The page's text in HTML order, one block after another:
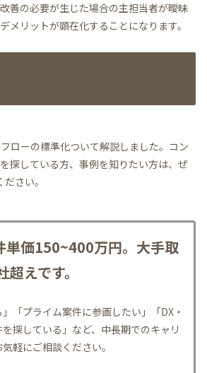
善の必要が生じた場合の主担当者が曖昧
メリットが顕在化することになります。
ローの標準化ついて解説しました。コン
探している方、事例を知りたい方は、ぜ
さい。
価150~400万円。大手取
えです。
」「プライム案件に参画したい」「DX・
探している」など、中長期でのキャリ
軽にご相談ください。